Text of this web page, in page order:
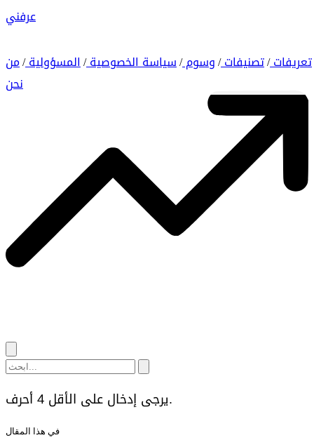
عرفني
تعريفات/ تصنيفات/ وسوم/ سياسة الخصوصية/ المسؤولية/ من
نحن
يرجى إدخال على الأقل 4 أحرف.
في هذا المقال